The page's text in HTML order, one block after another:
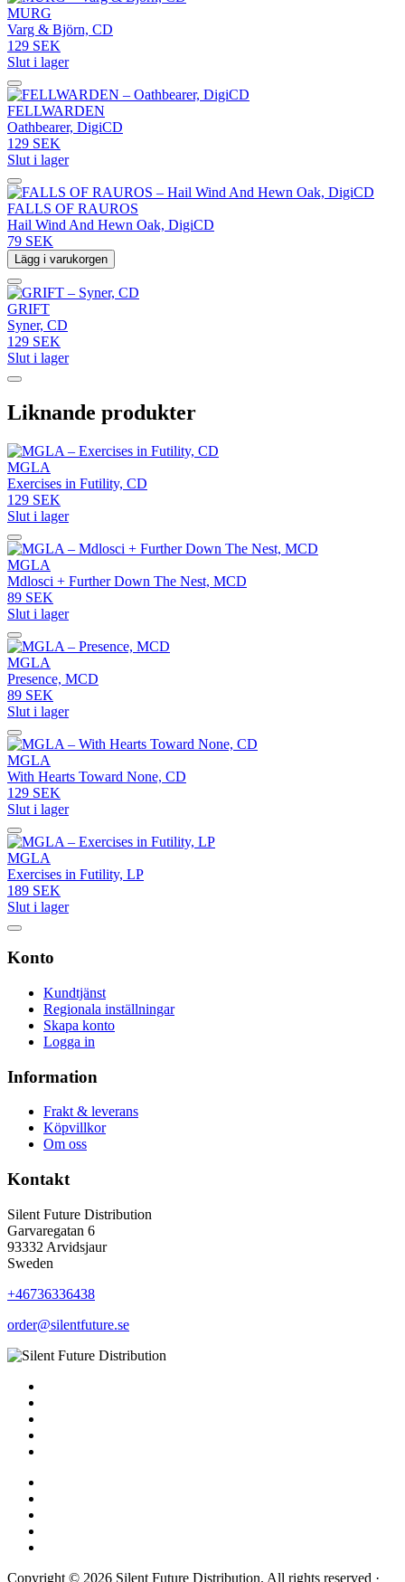
MURG
Varg & Björn, CD
129 SEK
Slut i lager
FELLWARDEN
Oathbearer, DigiCD
129 SEK
Slut i lager
FALLS OF RAUROS
Hail Wind And Hewn Oak, DigiCD
79 SEK
Lägg i varukorgen
GRIFT
Syner, CD
129 SEK
Slut i lager
Liknande produkter
MGLA
Exercises in Futility, CD
129 SEK
Slut i lager
MGLA
Mdlosci + Further Down The Nest, MCD
89 SEK
Slut i lager
MGLA
Presence, MCD
89 SEK
Slut i lager
MGLA
With Hearts Toward None, CD
129 SEK
Slut i lager
MGLA
Exercises in Futility, LP
189 SEK
Slut i lager
Konto
Kundtjänst
Regionala inställningar
Skapa konto
Logga in
Information
Frakt & leverans
Köpvillkor
Om oss
Kontakt
Silent Future Distribution
Garvaregatan 6
93332 Arvidsjaur
Sweden
+46736336438
order@silentfuture.se
Copyright © 2026 Silent Future Distribution. All rights reserved ·